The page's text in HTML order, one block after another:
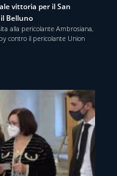
vittoria per il San
Belluno
alla pericolante Ambrosiana,
contro il pericolante Union